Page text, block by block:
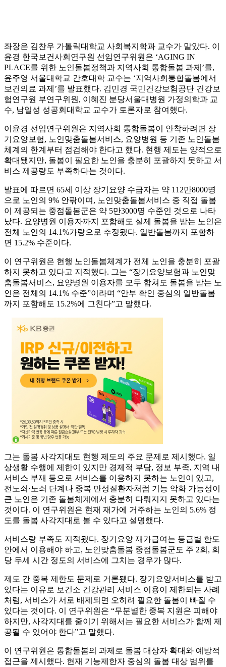
좌장은 김찬우 가톨릭대학교 사회복지학과 교수가 맡았다. 이
윤경 한국보건사회연구원 선임연구위원은 ‘AGING IN
PLACE를 위한 노인돌봄정책과 지역사회 통합돌봄 과제’를,
윤주영 서울대학교 간호대학 교수는 ‘지역사회통합돌봄에서
보건의료 과제’를 발표했다. 김민경 국민건강보험공단 건강보
험연구원 부연구위원, 이혜진 분당서울대병원 가정의학과 교
수, 남일성 성공회대학교 교수가 토론자로 참여했다.
이윤경 선임연구위원은 지역사회 통합돌봄이 안착하려면 장
기요양보험, 노인맞춤돌봄서비스, 요양병원 등 기존 노인돌봄
체계의 한계부터 점검해야 한다고 했다. 현행 제도는 양적으로
확대됐지만, 돌봄이 필요한 노인을 충분히 포괄하지 못하고 서
비스 제공량도 부족하다는 것이다.
발표에 따르면 65세 이상 장기요양 수급자는 약 112만8000명
으로 노인의 9% 안팎이며, 노인맞춤돌봄서비스 중 직접 돌봄
이 제공되는 중점돌봄군은 약 5만3000명 수준인 것으로 나타
났다. 요양병원 이용자까지 포함해도 실제 돌봄을 받는 노인은
전체 노인의 14.1%가량으로 추정됐다. 일반돌봄까지 포함하
면 15.2% 수준이다.
이 연구위원은 현행 노인돌봄체계가 전체 노인을 충분히 포괄
하지 못하고 있다고 지적했다. 그는 “장기요양보험과 노인맞
춤돌봄서비스, 요양병원 이용자를 모두 합쳐도 돌봄을 받는 노
인은 전체의 14.1% 수준”이라며 “안부 확인 중심의 일반돌봄
까지 포함해도 15.2%에 그친다”고 말했다.
그는 돌봄 사각지대도 현행 제도의 주요 문제로 제시했다. 일
상생활 수행에 제한이 있지만 경제적 부담, 정보 부족, 지역 내
서비스 부재 등으로 서비스를 이용하지 못하는 노인이 있고,
전노쇠·노쇠 단계나 중복 만성질환자처럼 기능 악화 가능성이
큰 노인은 기존 돌봄체계에서 충분히 다뤄지지 못하고 있다는
것이다. 이 연구위원은 현재 재가에 거주하는 노인의 5.6% 정
도를 돌봄 사각지대로 볼 수 있다고 설명했다.
서비스량 부족도 지적됐다. 장기요양 재가급여는 등급별 한도
안에서 이용해야 하고, 노인맞춤돌봄 중점돌봄군도 주 2회, 회
당 두세 시간 정도의 서비스에 그치는 경우가 많다.
제도 간 중복 제한도 문제로 거론됐다. 장기요양서비스를 받고
있다는 이유로 보건소 건강관리 서비스 이용이 제한되는 사례
처럼, 서비스가 서로 배제되면 오히려 필요한 돌봄이 빠질 수
있다는 것이다. 이 연구위원은 “무분별한 중복 지원은 피해야
하지만, 사각지대를 줄이기 위해서는 필요한 서비스가 함께 제
공될 수 있어야 한다”고 말했다.
이 연구위원은 통합돌봄의 과제로 돌봄 대상자 확대와 예방적
접근을 제시했다. 현재 기능제한자 중심의 돌봄 대상 범위를